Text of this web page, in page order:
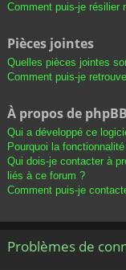
Comment puis-je résilier
Pièces jointes
Quelles pièces jointes
Comment puis-je
À propos de phpBB
Qui a développé ce
Pourquoi la
Qui dois-je contacter à
liés à ce forum ?
Comment puis-je
Problèmes de